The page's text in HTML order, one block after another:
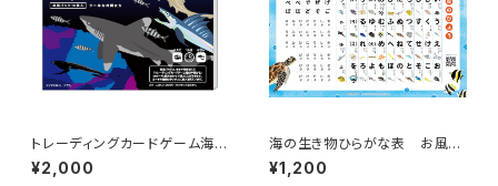
トレーディングカードゲーム海の
仲間たち 第3弾～クールな仲間
たち～拡張パック【16枚入】/Tra
¥2,000
海の生き物ひらがな表 お風呂
ポスター-海の仲間たち Sea Cr
eatures Hiragana Chart —
¥1,200